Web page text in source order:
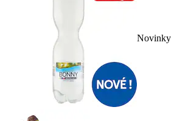
Novinky